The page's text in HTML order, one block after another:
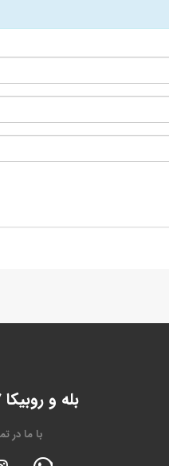
بله و روبیکا 09129152167
با ما در